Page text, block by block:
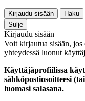
Kirjaudu sisään
Haku
Sulje
Kirjaudu sisään
Voit kirjautua sisään,
yhteydessä luonut
Käyttäjäprofiilissa
sähköpostiosoitteesi
luomasi salasana.